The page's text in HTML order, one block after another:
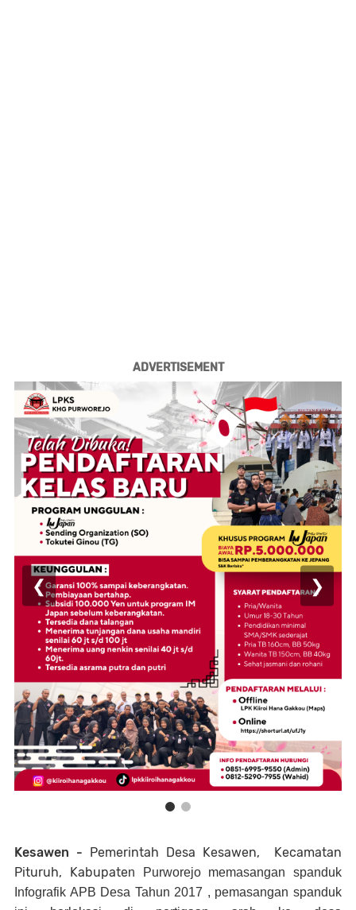
ADVERTISEMENT
❮ ❯
Kesawen - Pemerintah Desa Kesawen, Kecamatan
Pituruh, Kabupaten Purworejo memasangan spanduk
Infografik APB Desa Tahun 2017 , pemasangan spanduk